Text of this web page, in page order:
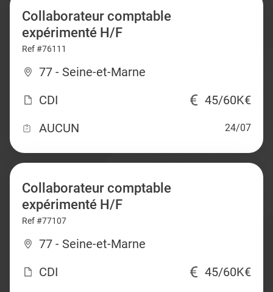
Collaborateur comptable
expérimenté H/F
Ref #76111
77 - Seine-et-Marne
CDI
45/60K€
AUCUN
24/07
Collaborateur comptable
expérimenté H/F
Ref #77107
77 - Seine-et-Marne
CDI
45/60K€